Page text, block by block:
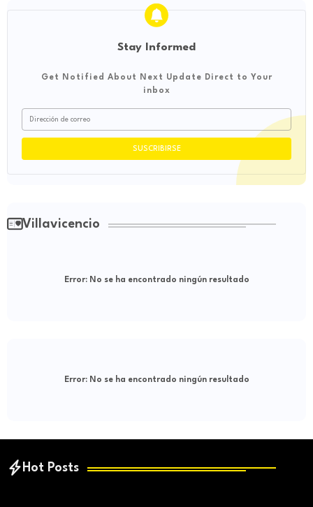
Stay Informed
Get Notified About Next Update Direct to Your
inbox
Villavicencio
Error:No se ha encontrado ningún resultado
Error:No se ha encontrado ningún resultado
Hot Posts